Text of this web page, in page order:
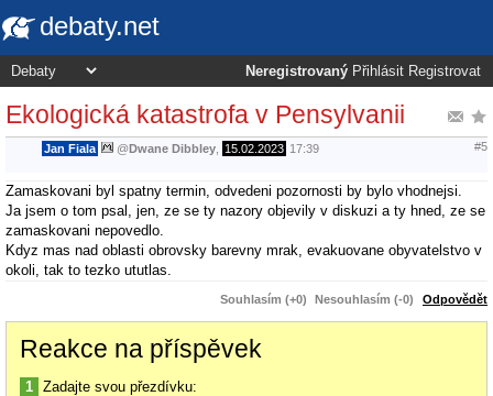
debaty.net
Neregistrovaný Přihlásit Registrovat
Ekologická katastrofa v Pensylvanii
Jan Fiala @Dwane Dibbley 15.02.2023 17:39 #5
Zamaskovani byl spatny termin, odvedeni pozornosti by bylo vhodnejsi.
Ja jsem o tom psal, jen, ze se ty nazory objevily v diskuzi a ty hned, ze se
zamaskovani nepovedlo.
Kdyz mas nad oblasti obrovsky barevny mrak, evakuovane obyvatelstvo v
okoli, tak to tezko ututlas.
Souhlasím (+0) Nesouhlasím (-0) Odpovědět
Reakce na příspěvek
1 Zadajte svou přezdívku: